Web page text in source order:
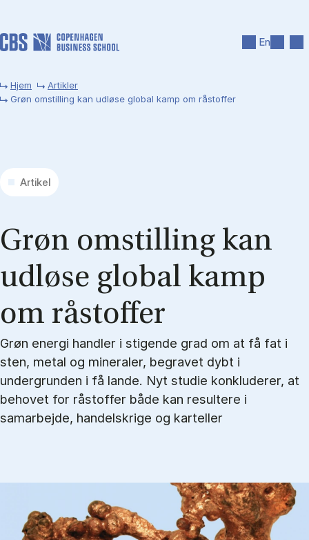
En
Hjem
Artikler
Grøn omstilling kan udløse global kamp om råstoffer
Artikel
Grøn om­stil­ling kan
ud­lø­se glo­bal kamp
om rå­stof­fer
Grøn energi handler i stigende grad om at få fat i
sten, metal og mineraler, begravet dybt i
undergrunden i få lande. Nyt studie konkluderer, at
behovet for råstoffer både kan resultere i
samarbejde, handelskrige og karteller